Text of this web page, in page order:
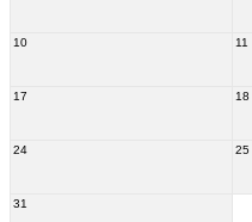
10 11
17 18
24 25
31